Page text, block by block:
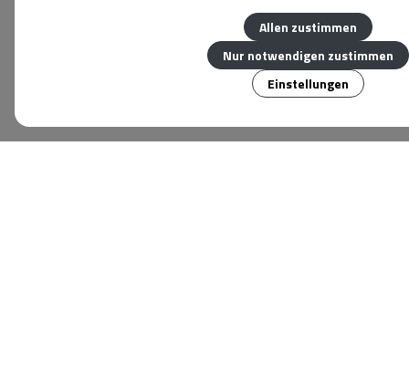
Einstellungen
Nur notwendigen zustimmen
Allen zustimmen